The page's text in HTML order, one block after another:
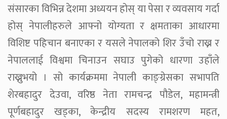
संसारका विभिन्न देशमा अध्ययन होस् या पेसा र व्यवसाय गर्दा
होस् नेपालीहरुले आफ्नो योग्यता र क्षमताका आधारमा
विशिष्ट पहिचान बनाएका र यसले नेपालको शिर उँचो राख्न र
नेपाललाई विश्वमा चिनाउन सघाउ पुगेको धारणा उहाँले
राख्नुभयो । सो कार्यक्रममा नेपाली काङ्ग्रेसका सभापति
शेरबहादुर देउवा, वरिष्ठ नेता रामचन्द्र पौडेल, महामन्त्री
पूर्णबहादुर खड्का, केन्द्रीय सदस्य रामशरण महत,